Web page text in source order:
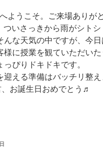
ようこそ。ご来場ありが
いさっきから雨がシト
な天気の中ですが、今
様に授業を観ていただい
っぴりドキドキです。
える準備はバッチリ整
お誕生日おめでとう♬